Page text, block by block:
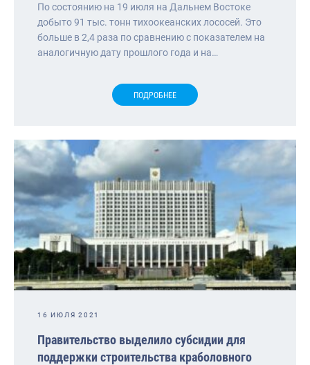
По состоянию на 19 июля на Дальнем Востоке
добыто 91 тыс. тонн тихоокеанских лососей. Это
больше в 2,4 раза по сравнению с показателем на
аналогичную дату прошлого года и на…
ПОДРОБНЕЕ
16 ИЮЛЯ 2021
Правительство выделило субсидии для
поддержки строительства краболовного